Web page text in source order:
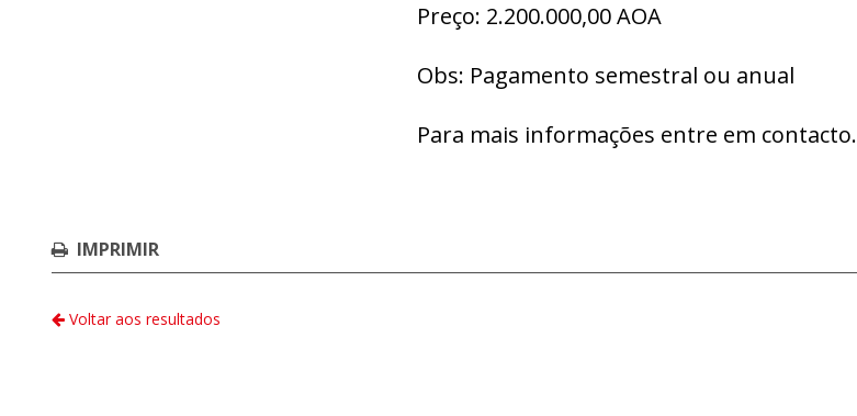
Preço: 2.200.000,00 AOA
Obs: Pagamento semestral ou anual
Para mais informações entre em contacto.
IMPRIMIR
Voltar aos resultados